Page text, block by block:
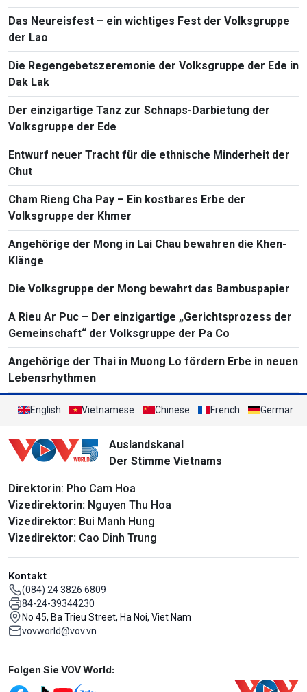
Das Neureisfest – ein wichtiges Fest der Volksgruppe
der Lao
Die Regengebetszeremonie der Volksgruppe der Ede in
Dak Lak
Der einzigartige Tanz zur Schnaps-Darbietung der
Volksgruppe der Ede
Entwurf neuer Tracht für die ethnische Minderheit der
Chut
Cham Rieng Cha Pay – Ein kostbares Erbe der
Volksgruppe der Khmer
Angehörige der Mong in Lai Chau bewahren die Khen-
Klänge
Die Volksgruppe der Mong bewahrt das Bambuspapier
A Rieu Ar Puc – Der einzigartige „Gerichtsprozess der
Gemeinschaft“ der Volksgruppe der Pa Co
Angehörige der Thai in Muong Lo fördern Erbe in neuen
Lebensrhythmen
English Vietnamese Chinese French German
Auslandskanal
Der Stimme Vietnams
Direktorin: Pho Cam Hoa
Vizedirektorin: Nguyen Thu Hoa
Vizedirektor: Bui Manh Hung
Vizedirektor: Cao Dinh Trung
Kontakt
(084) 24 3826 6809
84-24-39344230
No 45, Ba Trieu Street, Ha Noi, Viet Nam
vovworld@vov.vn
Mạng xã hội
Folgen Sie VOV World: